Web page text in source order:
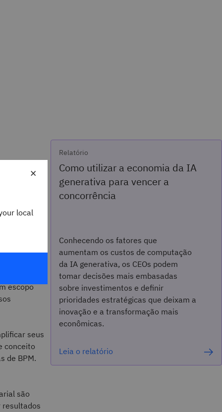
do
escopo
seus
conceito
de BPM.
são
resultados
Relatório
Como utilizar a economia da IA
generativa para vencer a
concorrência
Conhecendo os fatores que
aumentam os custos de computação
da IA generativa, os CEOs podem
tomar decisões mais embasadas
sobre investimentos e definir
prioridades estratégicas que deixam a
inovação e a transformação mais
econômicas.
Leia o relatório
×
local